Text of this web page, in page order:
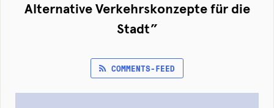
Alternative Verkehrskonzepte für die
Stadt”
COMMENTS-FEED